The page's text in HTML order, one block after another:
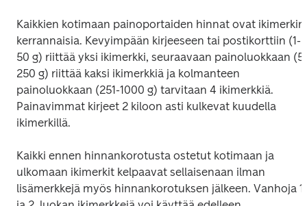
Kaikkien kotimaan painoportaiden hinnat ovat ikimerkin
kerrannaisia. Kevyimpään kirjeeseen tai postikorttiin (1-
50 g) riittää yksi ikimerkki, seuraavaan painoluokkaan
250 g) riittää kaksi ikimerkkiä ja kolmanteen
painoluokkaan (251-1000 g) tarvitaan 4 ikimerkkiä.
Painavimmat kirjeet 2 kiloon asti kulkevat kuudella
Kaikki ennen hinnankorotusta ostetut kotimaan ja
ulkomaan ikimerkit kelpaavat sellaisenaan ilman
lisämerkkejä myös hinnankorotuksen jälkeen. Vanhoja 1.